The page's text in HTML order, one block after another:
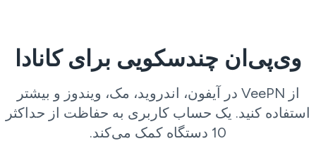
وی‌پی‌ان چندسکویی برای کانادا
از VeePN در آیفون، اندروید، مک، ویندوز و بیشتر
کنید. یک حساب کاربری به حفاظت از حداکثر
10 دستگاه کمک می‌کند.